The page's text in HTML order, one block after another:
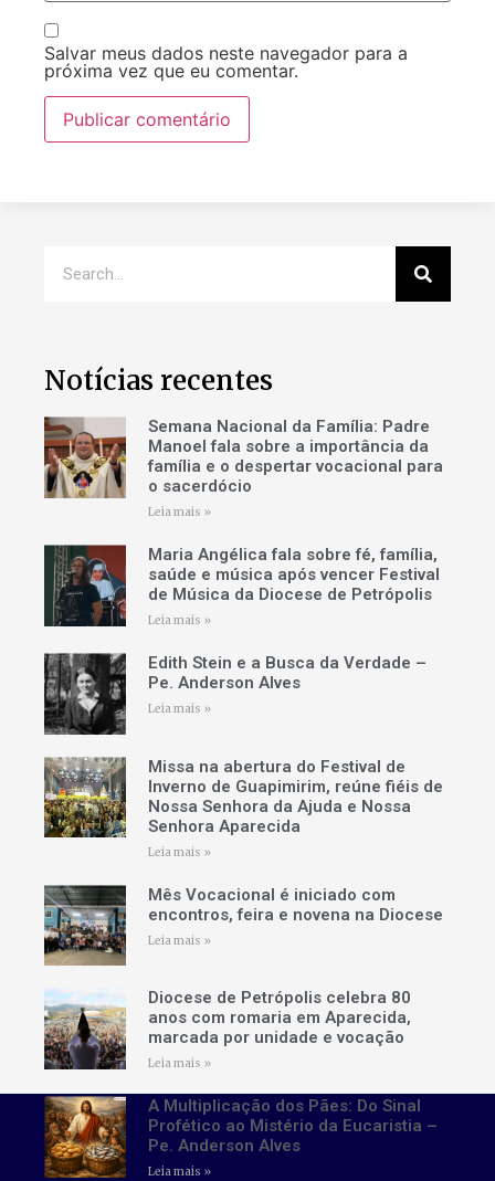
Salvar meus dados neste navegador para a
próxima vez que eu comentar.
Notícias recentes
Semana Nacional da Família: Padre
Manoel fala sobre a importância da
família e o despertar vocacional para
o sacerdócio
Leia mais »
Maria Angélica fala sobre fé, família,
saúde e música após vencer Festival
de Música da Diocese de Petrópolis
Leia mais »
Edith Stein e a Busca da Verdade –
Pe. Anderson Alves
Leia mais »
Missa na abertura do Festival de
Inverno de Guapimirim, reúne fiéis de
Nossa Senhora da Ajuda e Nossa
Senhora Aparecida
Leia mais »
Mês Vocacional é iniciado com
encontros, feira e novena na Diocese
Leia mais »
Diocese de Petrópolis celebra 80
anos com romaria em Aparecida,
marcada por unidade e vocação
Leia mais »
A Multiplicação dos Pães: Do Sinal
Profético ao Mistério da Eucaristia –
Pe. Anderson Alves
Leia mais »